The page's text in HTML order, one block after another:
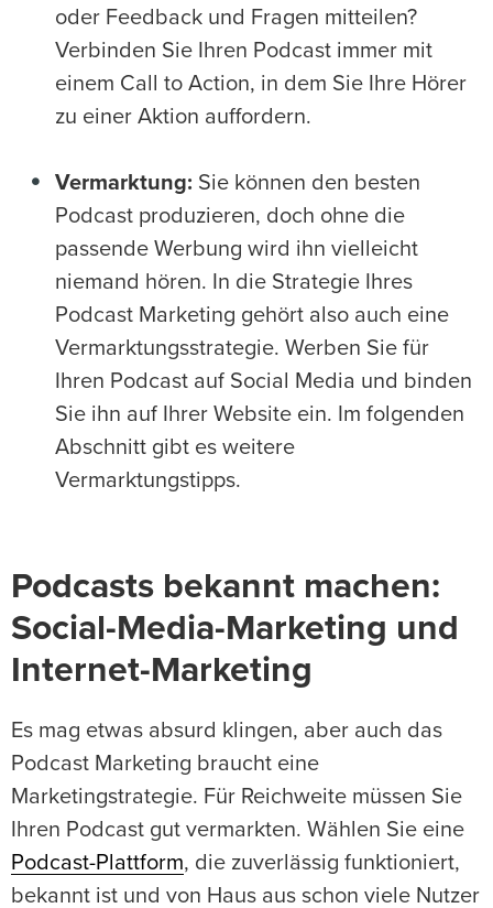
oder Feedback und Fragen mitteilen?
Verbinden Sie Ihren Podcast immer mit
einem Call to Action, in dem Sie Ihre Hörer
zu einer Aktion auffordern.
Vermarktung: Sie können den besten
Podcast produzieren, doch ohne die
passende Werbung wird ihn vielleicht
niemand hören. In die Strategie Ihres
Podcast Marketing gehört also auch eine
Vermarktungsstrategie. Werben Sie für
Ihren Podcast auf Social Media und binden
Sie ihn auf Ihrer Website ein. Im folgenden
Abschnitt gibt es weitere
Vermarktungstipps.
Podcasts bekannt machen:
Social-Media-Marketing und
Internet-Marketing
Es mag etwas absurd klingen, aber auch das
Podcast Marketing braucht eine
Marketingstrategie. Für Reichweite müssen Sie
Ihren Podcast gut vermarkten. Wählen Sie eine
Podcast-Plattform, die zuverlässig funktioniert,
bekannt ist und von Haus aus schon viele Nutzer